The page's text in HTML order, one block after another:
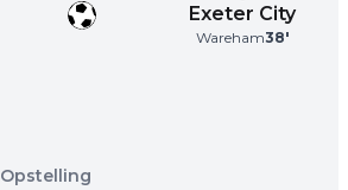
Exeter City
Wareham38'
Opstelling